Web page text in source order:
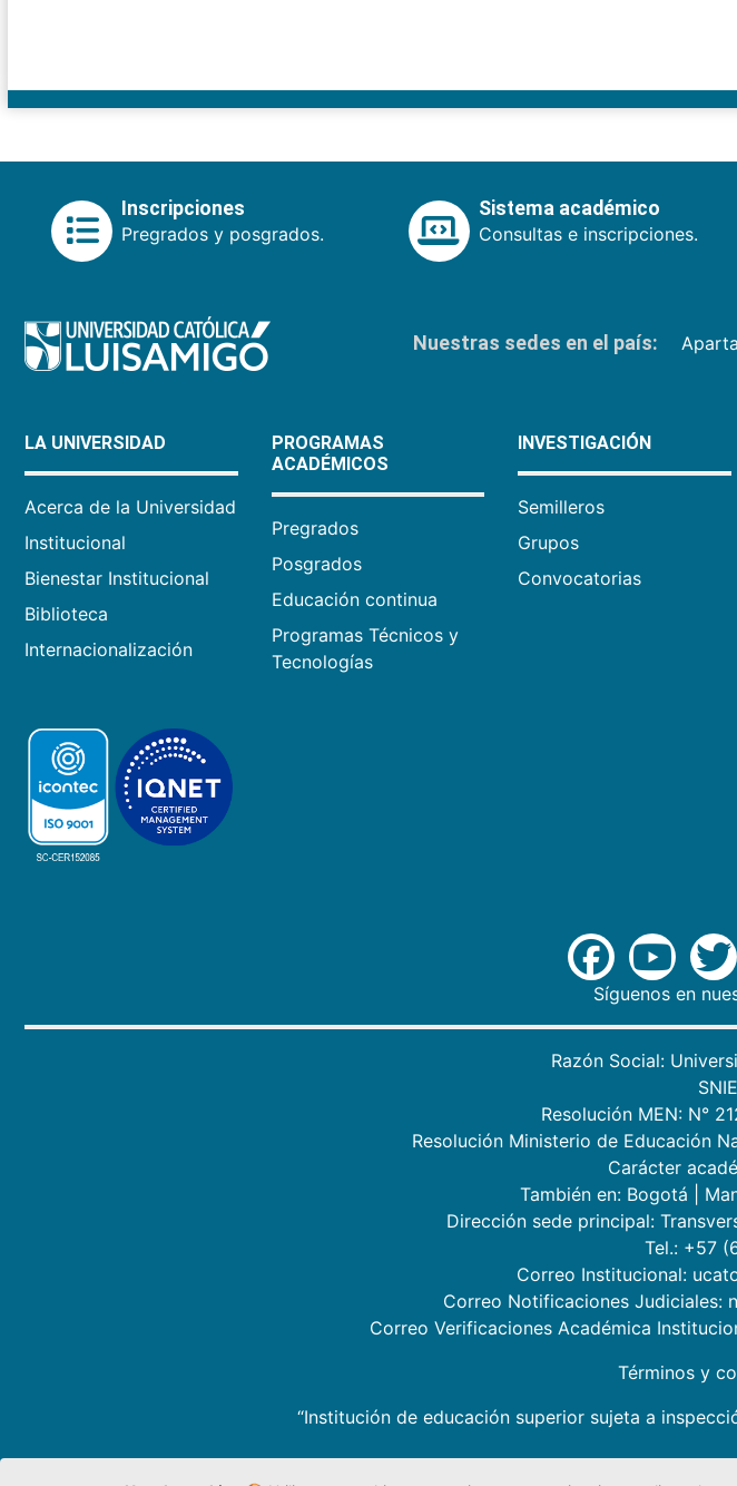
Inscripciones
Pregrados y posgrados.
Sistema académico
Consultas e inscripciones.
Nuestras sedes en el país:
LA UNIVERSIDAD
Acerca de la Universidad
Institucional
Bienestar Institucional
Biblioteca
Internacionalización
PROGRAMAS
ACADÉMICOS
Pregrados
Posgrados
Educación continua
Programas Técnicos y
Tecnologías
INVESTIGACIÓN
Semilleros
Grupos
Convocatorias
Síguenos en
Razón Social:
Resolución MEN: N°
Resolución Ministerio de Educación
Carácter
También en: Bogotá
Dirección sede principal:
Tel.: +57
Correo Institucional:
Correo Notificaciones Judiciales:
Correo Verificaciones Académica
Términos y
“Institución de educación superior sujeta a